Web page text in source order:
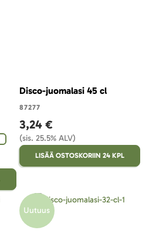
Disco-juomalasi 45 cl
87277
3,24 €
(sis. 25.5% ALV)
LISÄÄ OSTOSKORIIN 24 KPL
Uutuus